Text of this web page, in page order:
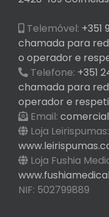
Telemóvel: +351
chamada para
o operador e
Telefone: +351
chamada para
operador e
Email:
Loja Leirispumas:
Loja Fushia
NIF: 502799889